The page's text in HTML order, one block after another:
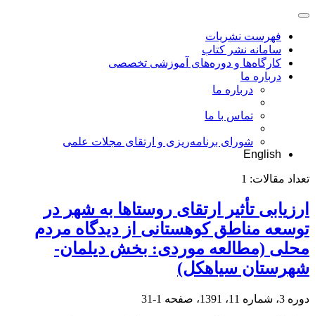
فهرست نشریات
سامانه نشر کتاب
کارگاه‌ها و دوره‌های آموزشی تخصصی
درباره ما
درباره ما
تماس با ما
شورای برنامه‌ریزی و ارتقای مجلات علمی
English
تعداد مقالات: 1
ارزیابی تأثیر ارتقای روستاها به شهر در
توسعه مناطق کوهستانی از دیدگاه مردم
محلی (مطالعه موردی: بخش دیلمان-
شهرستان سیاهکل)
دوره 3، شماره 11، 1391، صفحه 1-31